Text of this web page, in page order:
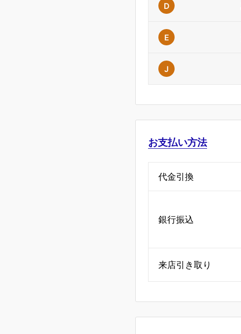
D
E
J
お支払い方法
代金引換
銀行振込
来店引き取り